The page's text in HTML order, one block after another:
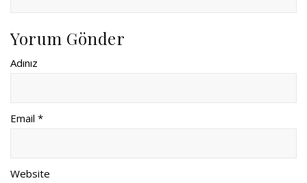
Yorum Gönder
Adınız
Email *
Website